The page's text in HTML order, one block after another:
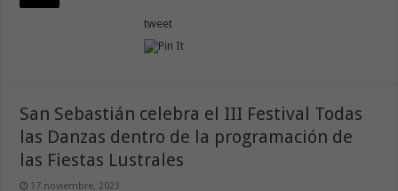
tweet
San Sebastián celebra el III Festival Todas
las Danzas dentro de la programación de
las Fiestas Lustrales
17 noviembre, 2023